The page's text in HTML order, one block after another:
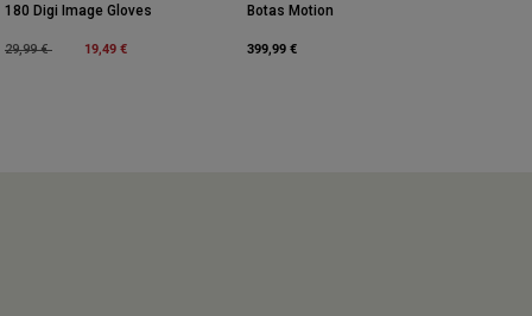
180 Digi Image Gloves
Price reduced from
29,99 €to 19,49 €
Botas Motion
399,99 €